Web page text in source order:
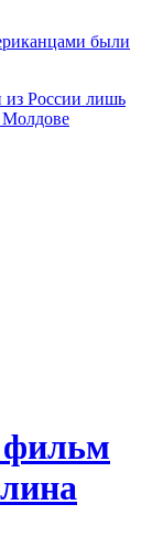
были
из России лишь
Молдове